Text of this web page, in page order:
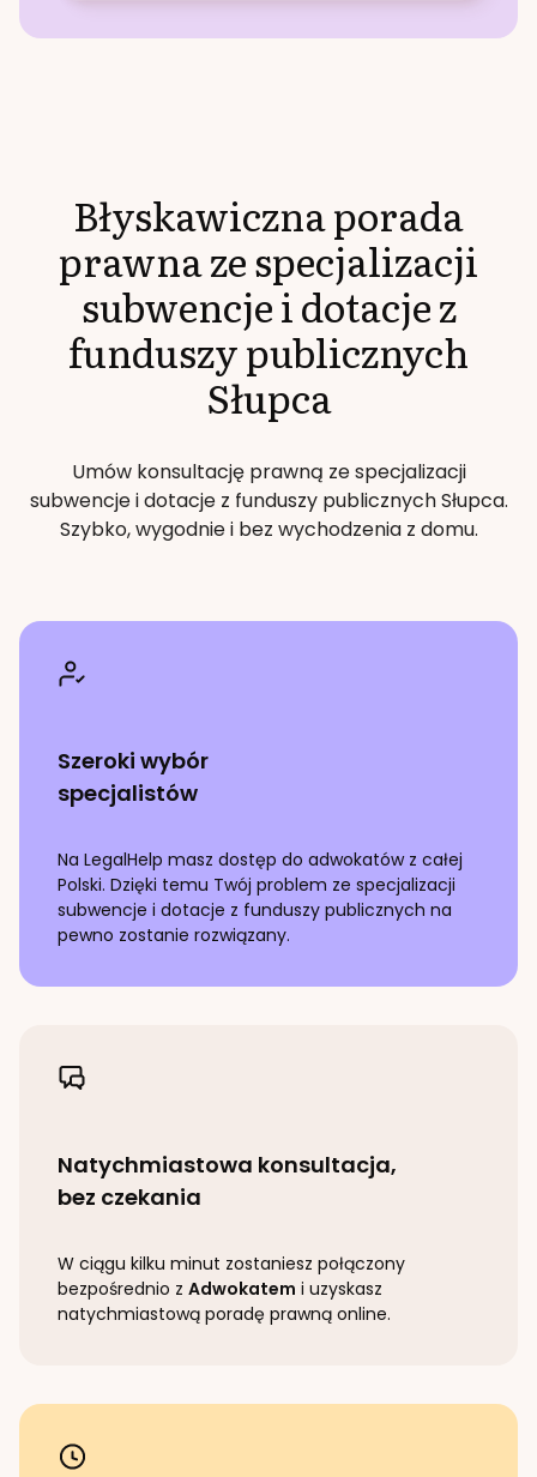
Błyskawiczna porada
prawna ze specjalizacji
subwencje i dotacje z
funduszy publicznych
Słupca
Umów konsultację prawną ze specjalizacji
subwencje i dotacje z funduszy publicznychSłupca.
Szybko, wygodnie i bez wychodzenia z domu.
Szeroki wybór
specjalistów
Na LegalHelp masz dostęp do adwokatów z całej
Polski. Dzięki temu Twój problem ze specjalizacji
subwencje i dotacje z funduszy publicznych na
pewno zostanie rozwiązany.
Natychmiastowa konsultacja,
bez czekania
W ciągu kilku minut zostaniesz połączony
bezpośrednio z Adwokatem i uzyskasz
natychmiastową poradę prawną online.